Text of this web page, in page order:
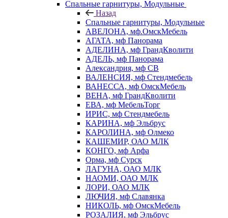
Спальные гарнитуры, Модульные
Назад
Спальные гарнитуры, Модульные
АВЕЛОНА, мф.ОмскМебель
АГАТА, мф Панорама
АДЕЛИНА, мф ГрандКволити
АДЕЛЬ, мф Панорама
Александрия, мф СВ
ВАЛЕНСИЯ, мф Стендмебель
ВАНЕССА, мф ОмскМебель
ВЕНА, мф ГрандКволити
ЕВА, мф МебельТорг
ИРИС, мф Стендмебель
КАРИНА, мф Эльбрус
КАРОЛИНА, мф Олмеко
КАШЕМИР, ОАО МЛК
КОНГО, мф Арфа
Орма, мф Сурск
ЛАГУНА, ОАО МЛК
НАОМИ, ОАО МЛК
ЛОРИ, ОАО МЛК
ЛЮЧИЯ, мф Славянка
НИКОЛЬ, мф ОмскМебель
РОЗАЛИЯ, мф Эльбрус